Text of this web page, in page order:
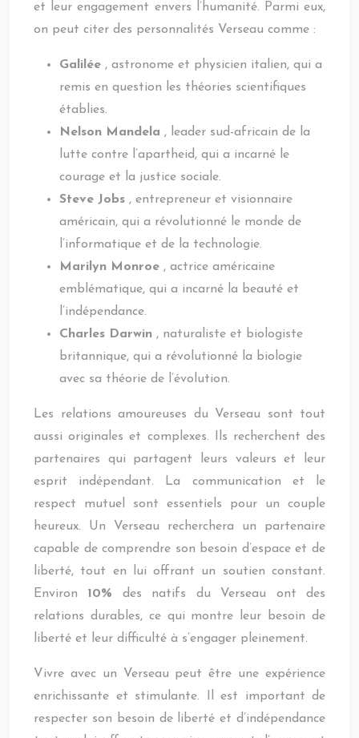
et leur engagement envers l’humanité. Parmi eux,
on peut citer des personnalités Verseau comme :
Galilée , astronome et physicien italien, qui a
remis en question les théories scientifiques
établies.
Nelson Mandela , leader sud-africain de la
lutte contre l’apartheid, qui a incarné le
courage et la justice sociale.
Steve Jobs , entrepreneur et visionnaire
américain, qui a révolutionné le monde de
l’informatique et de la technologie.
Marilyn Monroe , actrice américaine
emblématique, qui a incarné la beauté et
l’indépendance.
Charles Darwin , naturaliste et biologiste
britannique, qui a révolutionné la biologie
avec sa théorie de l’évolution.
Les relations amoureuses du Verseau sont tout
aussi originales et complexes. Ils recherchent des
partenaires qui partagent leurs valeurs et leur
esprit indépendant. La communication et le
respect mutuel sont essentiels pour un couple
heureux. Un Verseau recherchera un partenaire
capable de comprendre son besoin d’espace et de
liberté, tout en lui offrant un soutien constant.
Environ 10% des natifs du Verseau ont des
relations durables, ce qui montre leur besoin de
liberté et leur difficulté à s’engager pleinement.
Vivre avec un Verseau peut être une expérience
enrichissante et stimulante. Il est important de
respecter son besoin de liberté et d’indépendance